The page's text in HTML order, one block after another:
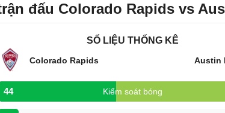
đấu Colorado Rapids vs
SỐ LIỆU THỐNG KÊ
Colorado Rapids Austin
44 Kiểm soát bóng